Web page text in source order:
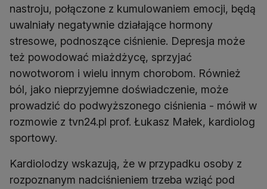
nastroju, połączone z kumulowaniem emocji, będą
uwalniały negatywnie działające hormony
stresowe, podnoszące ciśnienie. Depresja może
też powodować miażdżycę, sprzyjać
nowotworom i wielu innym chorobom. Również
ból, jako nieprzyjemne doświadczenie, może
prowadzić do podwyższonego ciśnienia - mówił w
rozmowie z tvn24.pl prof. Łukasz Małek, kardiolog
sportowy.
Kardiolodzy wskazują, że w przypadku osoby z
rozpoznanym nadciśnieniem trzeba wziąć pod